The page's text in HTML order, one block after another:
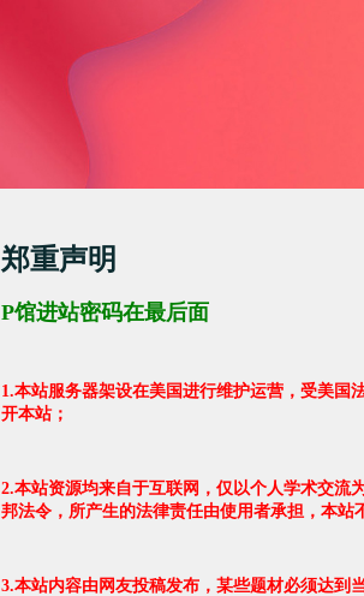
郑重声明
P馆进站密码在最后面
1.本站服务器架设在美国进行维护运营，受美国
开本站；
2.本站资源均来自于互联网，仅以个人学术交流
邦法令，所产生的法律责任由使用者承担，本站
3.本站内容由网友投稿发布，某些题材必须达到